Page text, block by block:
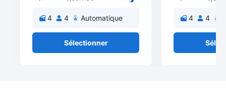
4 4 Automatique
Sélectionner
4 4